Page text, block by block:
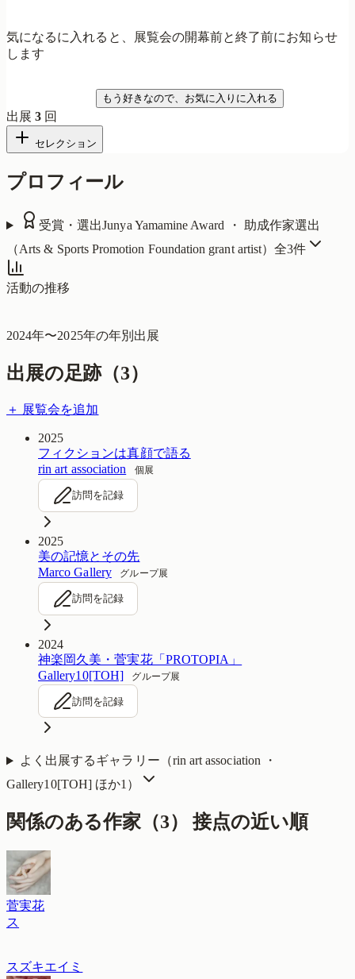
気になるに入れると、展覧会の開幕前と終了前にお知らせ
します
もう好きなので、お気に入りに入れる
出展3 回
セレクション
プロフィール
受賞・選出Junya Yamamine Award ・ 助成作家選出
（Arts & Sports Promotion Foundation grant artist）全3件
活動の推移
2024年〜2025年の年別出展
出展の足跡（3）
＋ 展覧会を追加
2025
フィクションは真顔で語る
rin art association
個展
訪問を記録
2025
美の記憶とその先
Marco Gallery
グループ展
訪問を記録
2024
神楽岡久美・菅実花「PROTOPIA」
Gallery10[TOH]
グループ展
訪問を記録
よく出展するギャラリー（rin art association ・
Gallery10[TOH] ほか1）
関係のある作家（3） 接点の近い順
菅実花
ス
スズキエイミ